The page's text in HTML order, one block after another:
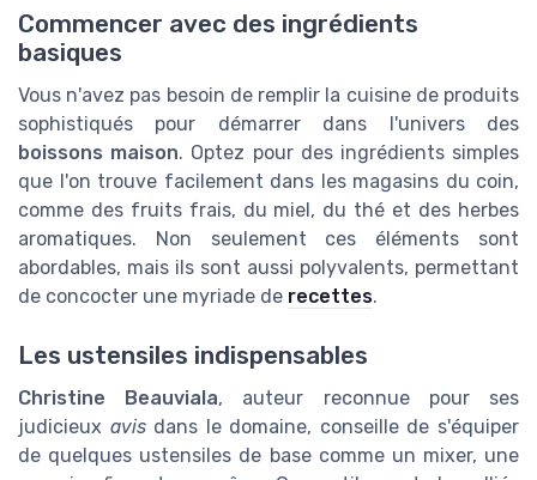
Commencer avec des ingrédients
basiques
Vous n'avez pas besoin de remplir la cuisine de produits
sophistiqués pour démarrer dans l'univers des
boissons maison. Optez pour des ingrédients simples
que l'on trouve facilement dans les magasins du coin,
comme des fruits frais, du miel, du thé et des herbes
aromatiques. Non seulement ces éléments sont
abordables, mais ils sont aussi polyvalents, permettant
de concocter une myriade de recettes.
Les ustensiles indispensables
Christine Beauviala, auteur reconnue pour ses
judicieux avisdans le domaine, conseille de s'équiper
de quelques ustensiles de base comme un mixer, une